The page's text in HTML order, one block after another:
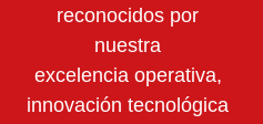
reconocidos por
nuestra
excelencia operativa,
innovación tecnológica